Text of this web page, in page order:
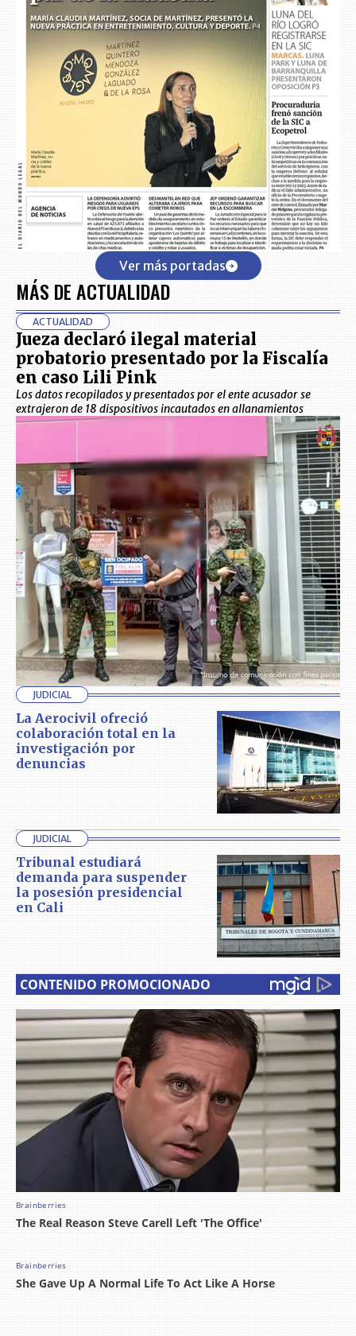
Ver más portadas
MÁS DE ACTUALIDAD
ACTUALIDAD
Jueza declaró ilegal material
probatorio presentado por la Fiscalía
en caso Lili Pink
Los datos recopilados y presentados por el ente acusador se
extrajeron de 18 dispositivos incautados en allanamientos
JUDICIAL
La Aerocivil ofreció
colaboración total en la
investigación por
denuncias
JUDICIAL
Tribunal estudiará
demanda para suspender
la posesión presidencial
en Cali